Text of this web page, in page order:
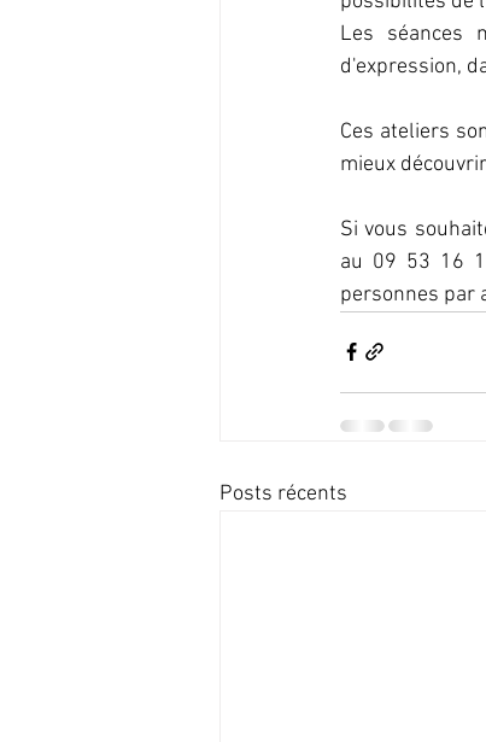
Les séances
d'expression,
Ces ateliers
mieux
Si vous
au 09 53 16
personnes par
Posts récents